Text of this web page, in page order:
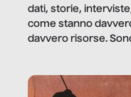
dati, storie,
come stanno
davvero risorse.